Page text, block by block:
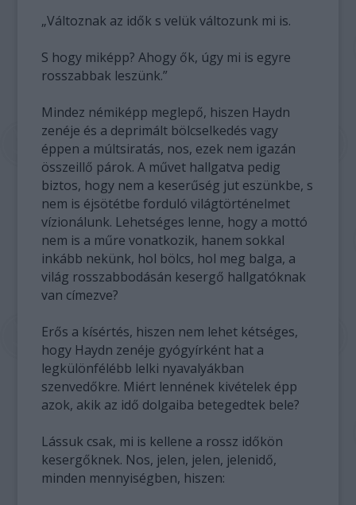
„Változnak az idők s velük változunk mi is.
S hogy miképp? Ahogy ők, úgy mi is egyre
rosszabbak leszünk.”
Mindez némiképp meglepő, hiszen Haydn
zenéje és a deprimált bölcselkedés vagy
éppen a múltsiratás, nos, ezek nem igazán
összeillő párok. A művet hallgatva pedig
biztos, hogy nem a keserűség jut eszünkbe, s
nem is éjsötétbe forduló világtörténelmet
vízionálunk. Lehetséges lenne, hogy a mottó
nem is a műre vonatkozik, hanem sokkal
inkább nekünk, hol bölcs, hol meg balga, a
világ rosszabbodásán kesergő hallgatóknak
van címezve?
Erős a kísértés, hiszen nem lehet kétséges,
hogy Haydn zenéje gyógyírként hat a
legkülönfélébb lelki nyavalyákban
szenvedőkre. Miért lennének kivételek épp
azok, akik az idő dolgaiba betegedtek bele?
Lássuk csak, mi is kellene a rossz időkön
kesergőknek. Nos, jelen, jelen, jelenidő,
minden mennyiségben, hiszen: